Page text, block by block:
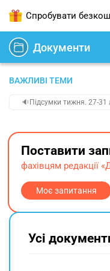
Спробувати
Документи
ВАЖЛИВІ ТЕМИ
🔉Підсумки тижня. 27-31
Поставити
фахівцям редакції
Моє запитання
Усі